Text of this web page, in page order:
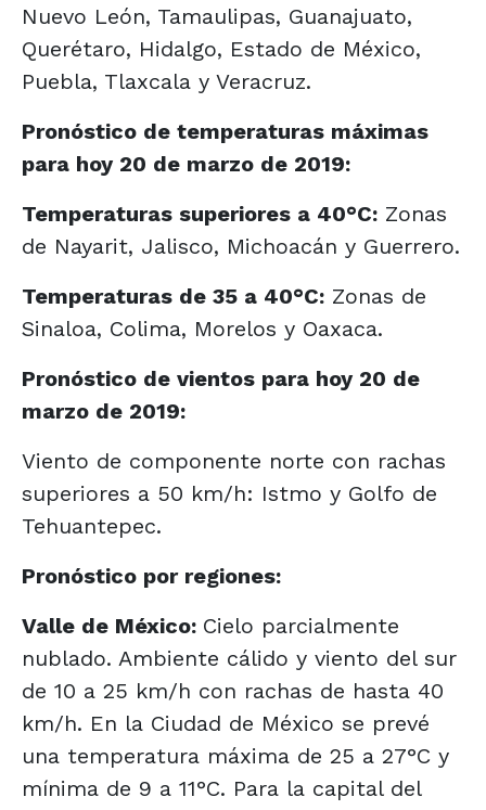
Nuevo León, Tamaulipas, Guanajuato,
Querétaro, Hidalgo, Estado de México,
Puebla, Tlaxcala y Veracruz.
Pronóstico de temperaturas máximas
para hoy 20 de marzo de 2019:
Temperaturas superiores a 40°C: Zonas
de Nayarit, Jalisco, Michoacán y Guerrero.
Temperaturas de 35 a 40°C: Zonas de
Sinaloa, Colima, Morelos y Oaxaca.
Pronóstico de vientos para hoy 20 de
marzo de 2019:
Viento de componente norte con rachas
superiores a 50 km/h: Istmo y Golfo de
Tehuantepec.
Pronóstico por regiones:
Valle de México: Cielo parcialmente
nublado. Ambiente cálido y viento del sur
de 10 a 25 km/h con rachas de hasta 40
km/h. En la Ciudad de México se prevé
una temperatura máxima de 25 a 27°C y
mínima de 9 a 11°C. Para la capital del